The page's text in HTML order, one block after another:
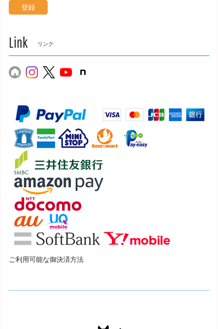
い、、、使うのが勿体ない気がしてしまう程です。丁寧な梱
包のおかげで無事に届きました。お忙しい中、ありがとうご
【在庫1個】箸置き 陶器 三毛猫
2023/08/04
本日商品届きました！ありがとうございます。 みんな可愛
い、、、使うのが勿体ない気がしてしまう程です。陶器でし
たが、割れたりする事なく丁寧な梱包のおかげで無事に届き
ました。 お忙しい中、ありがとうございました！
ご購入いただきまして誠にありがとうございま
す。今後ともよろしくお願いいたします。
2023/08/04
登録
Link リンク
ご利用可能な御決済方法